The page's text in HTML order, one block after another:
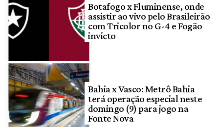
Botafogo x Fluminense, onde
assistir ao vivo pelo Brasileirão
com Tricolor no G-4 e Fogão
invicto
Bahia x Vasco: Metrô Bahia
terá operação especial neste
domingo (9) para jogo na
Fonte Nova